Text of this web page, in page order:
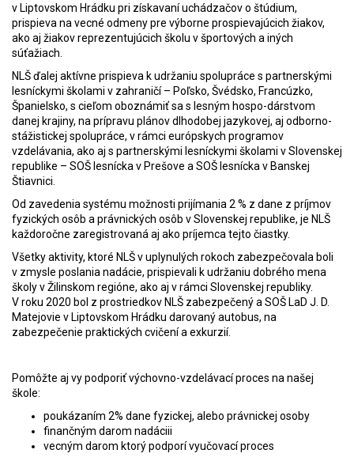
v Liptovskom Hrádku pri získavaní uchádzačov o štúdium,
prispieva na vecné odmeny pre výborne prospievajúcich žiakov,
ako aj žiakov reprezentujúcich školu v športových a iných
súťažiach.
NLŠ ďalej aktívne prispieva k udržaniu spolupráce s partnerskými
lesníckymi školami v zahraničí – Poľsko, Švédsko, Francúzko,
Španielsko, s cieľom oboznámiť sa s lesným hospo-dárstvom
danej krajiny, na prípravu plánov dlhodobej jazykovej, aj odborno-
stážistickej spolupráce, v rámci európskych programov
vzdelávania, ako aj s partnerskými lesníckymi školami v Slovenskej
republike – SOŠ lesnícka v Prešove a SOŠ lesnícka v Banskej
Štiavnici.
Od zavedenia systému možnosti prijímania 2 % z dane z príjmov
fyzických osôb a právnických osôb v Slovenskej republike, je NLŠ
každoročne zaregistrovaná aj ako príjemca tejto čiastky.
Všetky aktivity, ktoré NLŠ v uplynulých rokoch zabezpečovala boli
v zmysle poslania nadácie, prispievali k udržaniu dobrého mena
školy v Žilinskom regióne, ako aj v rámci Slovenskej republiky.
V roku 2020 bol z prostriedkov NLŠ zabezpečený a SOŠ LaD J. D.
Matejovie v Liptovskom Hrádku darovaný autobus, na
zabezpečenie praktických cvičení a exkurzií.
Pomôžte aj vy podporiť výchovno-vzdelávací proces na našej
škole:
poukázaním 2% dane fyzickej, alebo právnickej osoby
finančným darom nadáciii
vecným darom ktorý podporí vyučovací proces